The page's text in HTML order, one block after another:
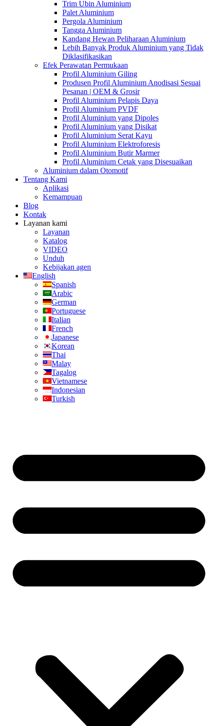
Trim Ubin Aluminium
Palet Aluminium
Pergola Aluminium
Tangga Aluminium
Kandang Hewan Peliharaan Aluminium
Lebih Banyak Produk Aluminium yang Tidak
Diklasifikasikan
Efek Perawatan Permukaan
Profil Aluminium Giling
Produsen Profil Aluminium Anodisasi Sesuai
Pesanan | OEM & Grosir
Profil Aluminium Pelapis Daya
Profil Aluminium PVDF
Profil Aluminium yang Dipoles
Profil Aluminium yang Disikat
Profil Aluminium Serat Kayu
Profil Aluminium Elektroforesis
Profil Aluminium Butir Marmer
Profil Aluminium Cetak yang Disesuaikan
Aluminium dalam Otomotif
Tentang Kami
Aplikasi
Kemampuan
Blog
Kontak
Layanan kami
Layanan
Katalog
VIDEO
Unduh
Kebijakan agen
English
Spanish
Arabic
German
Portuguese
Italian
French
Japanese
Korean
Thai
Malay
Tagalog
Vietnamese
Indonesian
Turkish